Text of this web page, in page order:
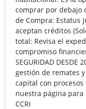
comprar por debajo
de Compra: Estatus
aceptan créditos
total: Revisa el
compromiso
SEGURIDAD DESDE
gestión de remates
capital con procesos
nuestra página para
CCRI